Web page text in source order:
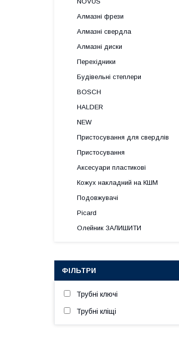
Алмазні фрези
Алмазні свердла
Алмазні диски
Перехідники
Будівельні степлери
BOSCH
HALDER
NEW
Пристосування для свердлів
Пристосування
Аксесуари пластикові
Кожух накладний на КШМ
Подовжувачі
Picard
Олейник ЗАЛИШИТИ
ФІЛЬТРИ
Трубні ключі
Трубні кліщі